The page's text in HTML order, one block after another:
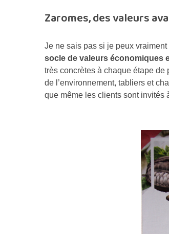
Zaromes, des valeurs
Je ne sais pas si je peux
socle de valeurs économiques
très concrètes à chaque étape
de l’environnement, tabliers et
que même les clients sont invités